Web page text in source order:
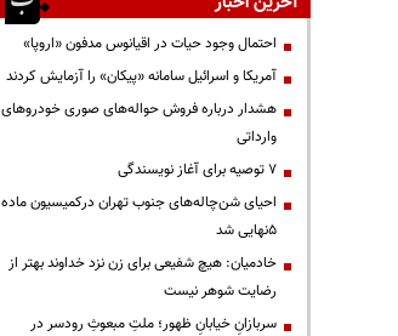
احتمال وجود حیات در اقیانوس مدفون «اروپا»
آمریکا و اسرائیل سامانه «پیکان» را آزمایش کردند
هشدار درباره فروش حواله‌های صوری خودروهای
وارداتی
۷ توصیه برای آغاز نویسندگی
احیای شن‌چاله‌های جنوب تهران درکمیسیون ماده
۵نهایی شد
خادمیان: هیچ شفیعی برای زن نزد خداوند بهتر از
رضایت شوهر نیست
سربازانِ خیابانِ ظهور؛ ملتِ مبعوثِ رودسر در